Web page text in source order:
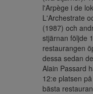
l'Arpège i de
L'Archestrate
(1987) och
stjärnan följde
restaurangen
dessa sedan
Alain Passard
12:e platsen
bästa